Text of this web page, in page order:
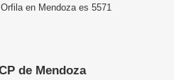
en Mendoza es 5571
de Mendoza